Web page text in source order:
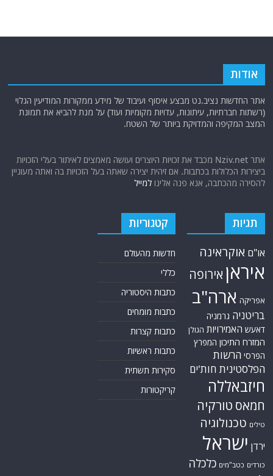
אודות
אתר החדשות נציב.נט מבצע איסוף ועיבוד של מידע ממקורות המודיעין הגלוי
(רשתות חברתיות, עיתונות, עדויות מקומיות ועוד) על מנת להביא את תמונת
המצב המקיפה והמדויקת ביותר של השטח.
אתר Nziv.net מכבד את זכויות היוצרים ועושה מאמצים לאיתור בעלי הזכויות
ביצירות הכלולות בכתבות. אם זיהית יצירה שאתה בעל הזכויות בה ואתה מעוניין
להסירה מהכתבה, אנא פנה אלינולמייל
תגיות
או"ם אוקראינה
איראן אירופה
אפריקה ארה"ב
בריטניה גרמניה
דאעש האמירויות הגולן
המזרח התיכון המפרץ
הפרסי הרשות
הפלסטינית חות'ים
חיזבאללה
חמאס טורקיה
טילים טכנולוגיה
ירדן ישראל
כורדים כטב"מים כלכלה
קטגוריות
חדשות מהעולם
כללי
כתבות היסטוריה
כתבות מומחים
כתבות קצרות
כתבות ראשיות
סקירות תשתית
קריקטורות